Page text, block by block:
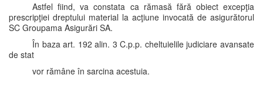
Astfel fiind, va constata ca rămasă fără obiect excepţia
prescripţiei dreptului material la acţiune invocată de asigurătorul
SC Groupama Asigurări SA.
În baza art. 192 alin. 3 C.p.p. cheltuielile judiciare avansate
de stat
vor rămâne în sarcina acestuia.